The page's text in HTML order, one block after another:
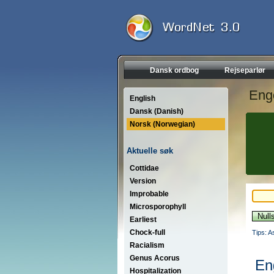
Dansk ordbog Rejseparlør
English
Dansk (Danish)
Norsk (Norwegian)
Aktuelle søk
Cottidae
Version
Improbable
Microsporophyll
Earliest
Chock-full
Racialism
Genus Acorus
Hospitalization
Tips: